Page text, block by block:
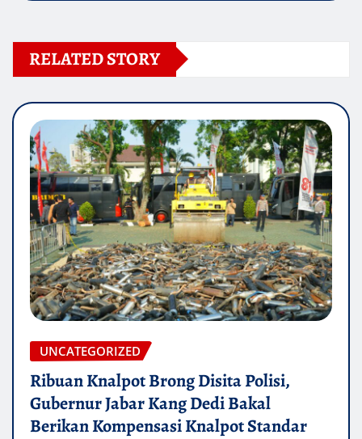
RELATED STORY
UNCATEGORIZED
Ribuan Knalpot Brong Disita Polisi,
Gubernur Jabar Kang Dedi Bakal
Berikan Kompensasi Knalpot Standar